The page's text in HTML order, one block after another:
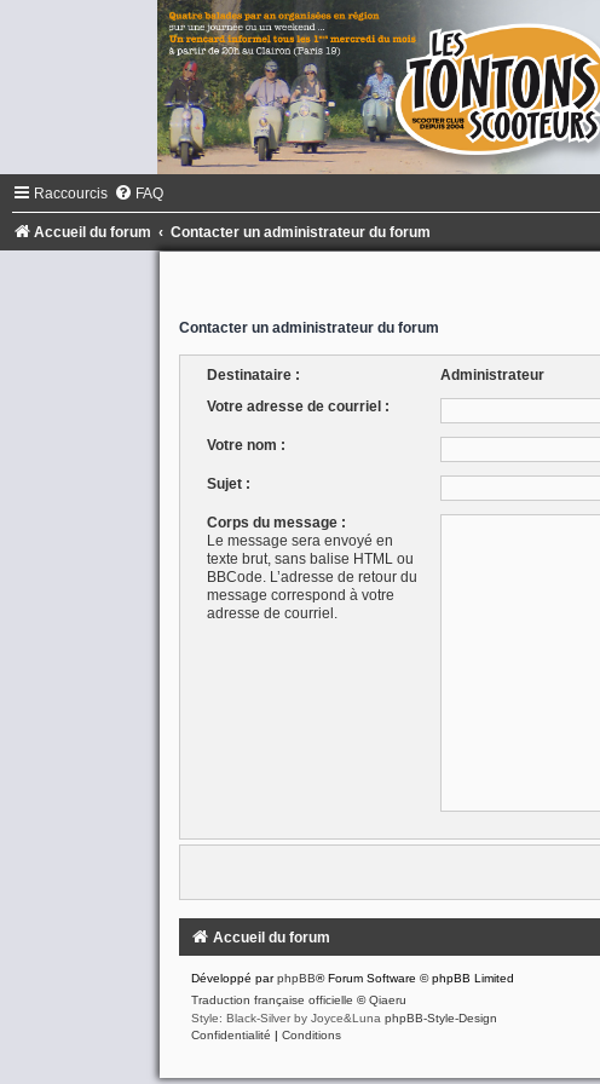
Raccourcis FAQ
Accueil du forum Contacter un administrateur du forum
Contacter un administrateur du forum
Destinataire :
Administrateur
Votre adresse de courriel :
Votre nom :
Sujet :
Corps du message :
Le message sera envoyé en
texte brut, sans balise HTML ou
BBCode. L’adresse de retour du
message correspond à votre
adresse de courriel.
Accueil du forum
Développé parphpBB® Forum Software © phpBB Limited
Traduction française officielle ©Qiaeru
Style: Black-Silver by Joyce&Luna phpBB-Style-Design
Confidentialité
Conditions